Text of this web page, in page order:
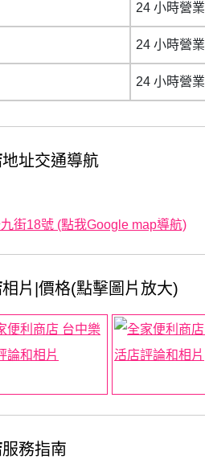
24 小時營業
24 小時營業
24 小時營業
地址交通導航
街18號 (點我Google map導航)
相片|價格(點擊圖片放大)
服務指南